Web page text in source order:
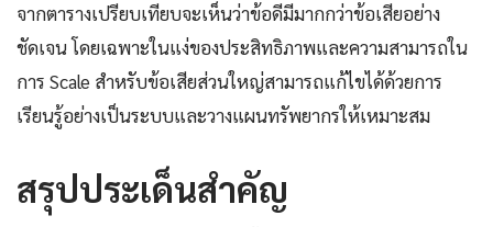
จากตารางเปรียบเทียบจะเห็นว่าข้อดีมีมากกว่าข้อเสียอย่าง
ชัดเจน โดยเฉพาะในแง่ของประสิทธิภาพและความสามารถใน
การ Scale สำหรับข้อเสียส่วนใหญ่สามารถแก้ไขได้ด้วยการ
เรียนรู้อย่างเป็นระบบและวางแผนทรัพยากรให้เหมาะสม
สรุปประเด็นสำคัญ